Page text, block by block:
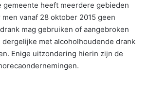
gemeente heeft meerdere gebieden
vanaf 28 oktober 2015 geen
mag gebruiken of aangebroken
met alcoholhoudende drank
Enige uitzondering hierin zijn de